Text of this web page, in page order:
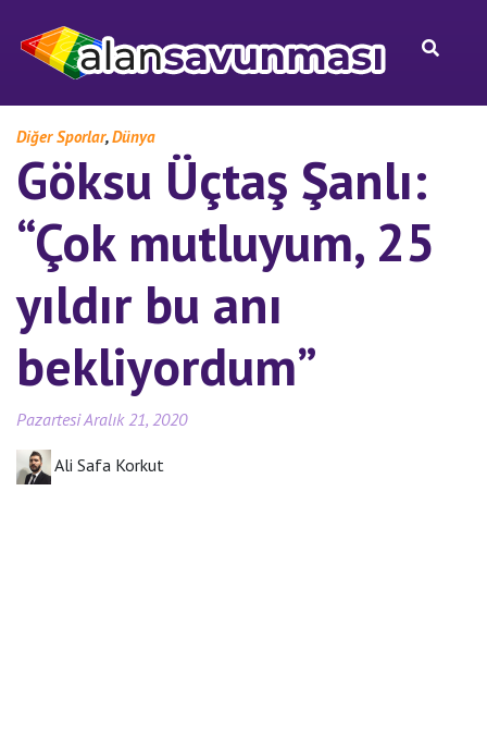
Diğer Sporlar,Dünya
Göksu Üçtaş Şanlı:
“Çok mutluyum, 25
yıldır bu anı
bekliyordum”
Pazartesi Aralık 21, 2020
Ali Safa Korkut